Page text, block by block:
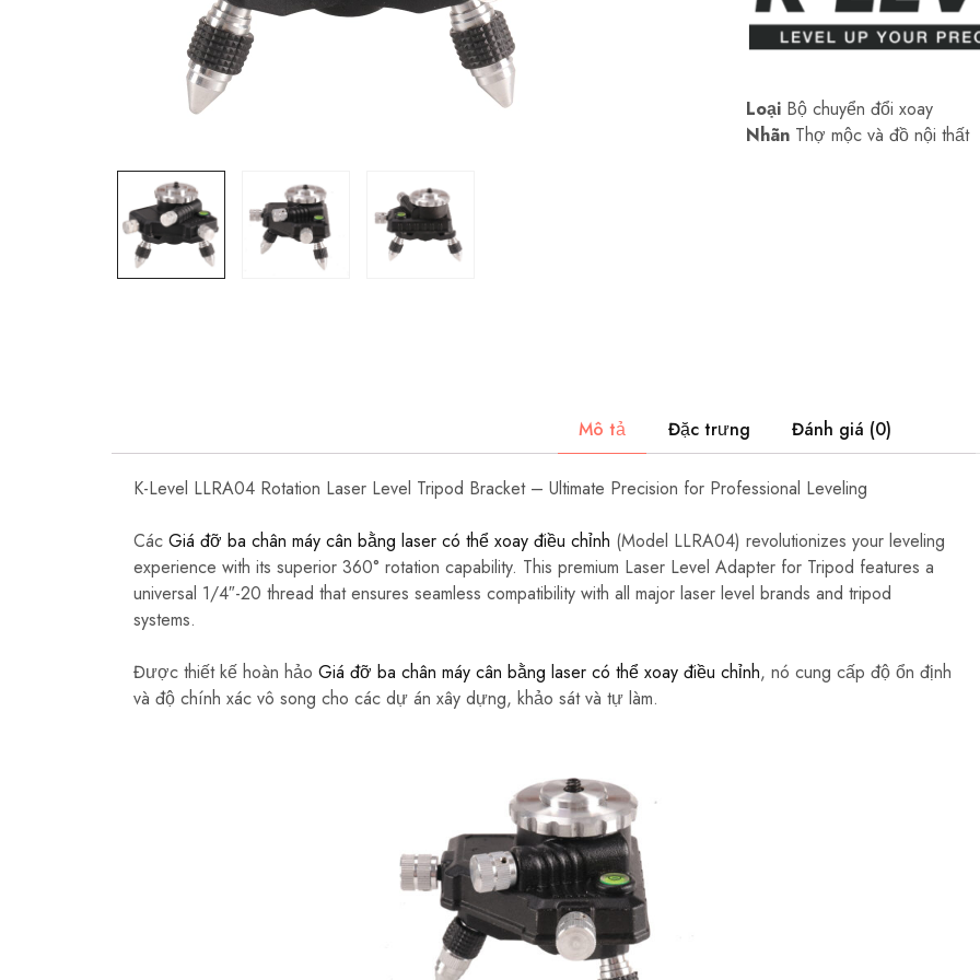
Loại Bộ chuyển đổi xoay
Nhãn Thợ mộc và đồ nội thất
Mô tả Đặc trưng Đánh giá (0)
K-Level LLRA04 Rotation Laser Level Tripod Bracket – Ultimate Precision for Professional Leveling
Các Giá đỡ ba chân máy cân bằng laser có thể xoay điều chỉnh (Model LLRA04) revolutionizes your leveling
experience with its superior 360° rotation capability. This premium Laser Level Adapter for Tripod features a
universal 1/4″-20 thread that ensures seamless compatibility with all major laser level brands and tripod
systems.
Được thiết kế hoàn hảo Giá đỡ ba chân máy cân bằng laser có thể xoay điều chỉnh, nó cung cấp độ ổn định
và độ chính xác vô song cho các dự án xây dựng, khảo sát và tự làm.